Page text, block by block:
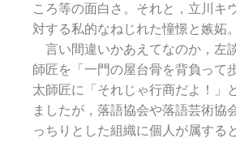
ころ等の面白さ。それと，立川キ
対する私的なねじれた憧憬と嫉妬。
言い間違いかあえてなのか，左
師匠を「一門の屋台骨を背負って
太師匠に「それじゃ行商だよ！」
ましたが，落語協会や落語芸術協
っちりとした組織に個人が属する